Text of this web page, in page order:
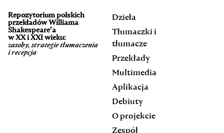
Repozytorium polskich
przekładów Williama
Shakespeare’a
w XX i XXI wieku:
zasoby, strategie tłumaczenia
i recepcja
Dzieła
Tłumaczki i
tłumacze
Przekłady
Multimedia
Aplikacja
Debiuty
O projekcie
Zespół